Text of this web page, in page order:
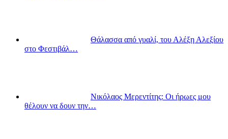
Θάλασσα από γυαλί, του Αλέξη Αλεξίου
στο Φεστιβάλ…
Νικόλαος Μερεντίτης: Οι ήρωες μου
θέλουν να δουν την…